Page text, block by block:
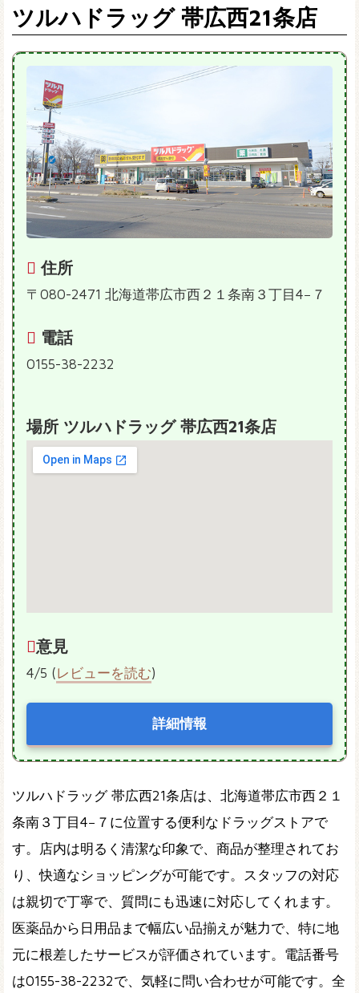
ツルハドラッグ 帯広西21条店
住所
〒080-2471 北海道帯広市西２１条南３丁目4−７
電話
0155-38-2232
場所 ツルハドラッグ 帯広西21条店
意見
4/5 (レビューを読む)
詳細情報
ツルハドラッグ 帯広西21条店は、北海道帯広市西２１
条南３丁目4−７に位置する便利なドラッグストアで
す。店内は明るく清潔な印象で、商品が整理されてお
り、快適なショッピングが可能です。スタッフの対応
は親切で丁寧で、質問にも迅速に対応してくれます。
医薬品から日用品まで幅広い品揃えが魅力で、特に地
元に根差したサービスが評価されています。電話番号
は0155-38-2232で、気軽に問い合わせが可能です。全